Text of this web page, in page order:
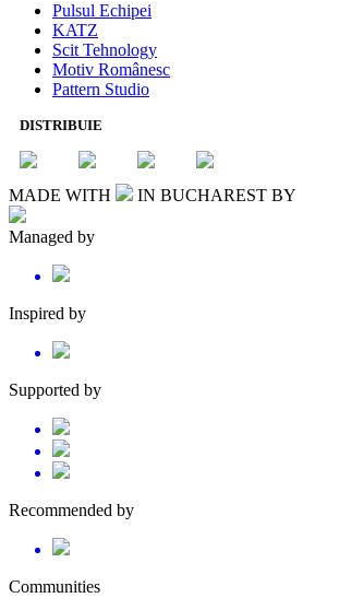
Pulsul Echipei
KATZ
Scit Tehnology
Motiv Românesc
Pattern Studio
DISTRIBUIE
MADE WITH IN BUCHAREST BY
Managed by
Inspired by
Supported by
Recommended by
Communities